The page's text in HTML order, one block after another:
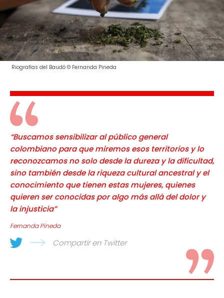
Riografías del Baudó © Fernanda Pineda
“Buscamos sensibilizar al público general
colombiano para que miremos esos territorios y lo
reconozcamos no solo desde la dureza y la dificultad,
sino también desde la riqueza cultural ancestral y el
conocimiento que tienen estas mujeres, quienes
quieren ser conocidas por algo más allá del dolor y
la injusticia”
Fernanda Pineda
Compartir en Twitter